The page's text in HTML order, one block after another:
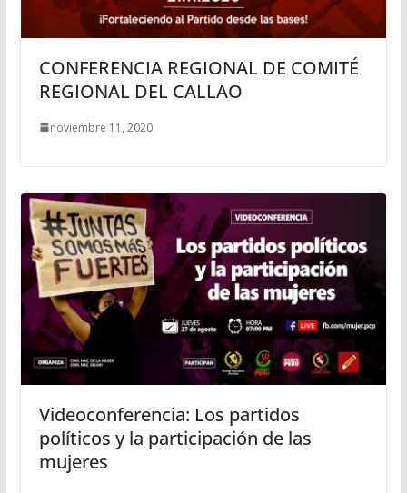
CONFERENCIA REGIONAL DE COMITÉ
REGIONAL DEL CALLAO
noviembre 11, 2020
Videoconferencia: Los partidos
políticos y la participación de las
mujeres